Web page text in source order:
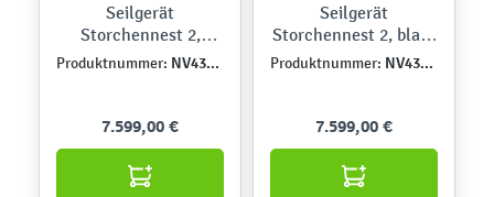
Seilgerät
Storchennest 2,
schwarz-grau
Produktnummer: NV4369Z-5F
7.599,00 €
Seilgerät
Storchennest 2, blau-
orange
Produktnummer: NV4369Z-2G
7.599,00 €